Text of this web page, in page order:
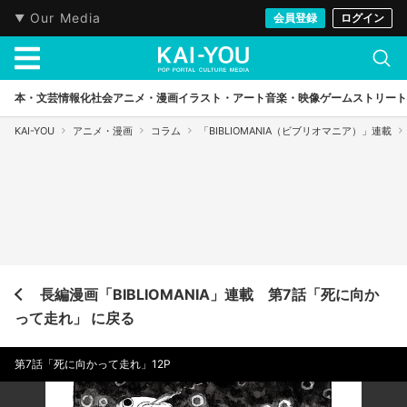
Our Media 会員登録 ログイン
本・文芸情報化社会アニメ・漫画イラスト・アート音楽・映像ゲームストリート
KAI-YOU アニメ・漫画 コラム 「BIBLIOMANIA（ビブリオマニア）」連載
長編漫画「BIBLIOMANIA」連載 第7話「死に向か
って走れ」 に戻る
第7話「死に向かって走れ」12P